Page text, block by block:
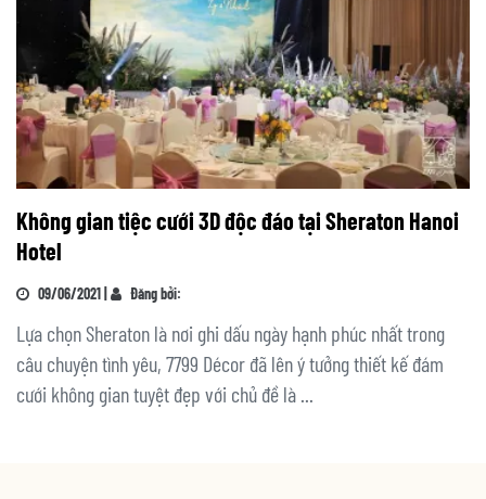
Không gian tiệc cưới 3D độc đáo tại Sheraton Hanoi
Hotel
09/06/2021 | Đăng bởi:
Lựa chọn Sheraton là nơi ghi dấu ngày hạnh phúc nhất trong
câu chuyện tình yêu, 7799 Décor đã lên ý tưởng thiết kế đám
cưới không gian tuyệt đẹp với chủ đề là ...